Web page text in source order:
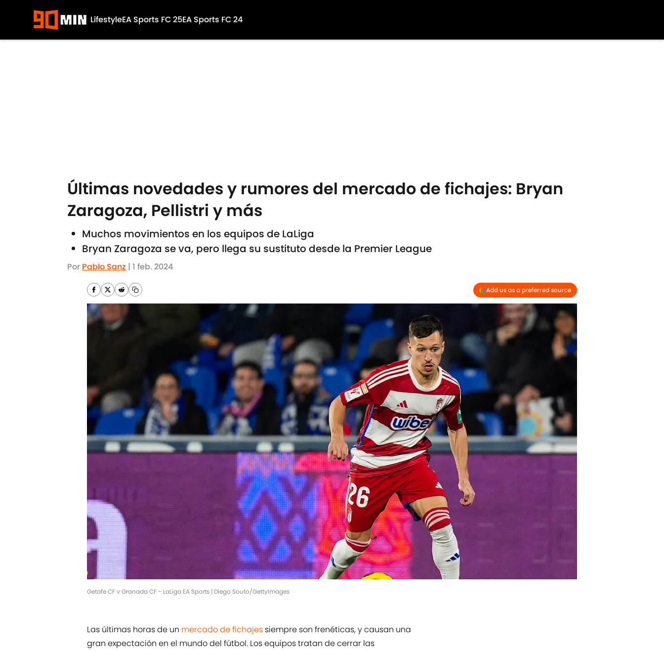
LifestyleEA Sports FC 25EA Sports FC 24
Últimas novedades y rumores del mercado de fichajes: Bryan
Zaragoza, Pellistri y más
Muchos movimientos en los equipos de LaLiga
Bryan Zaragoza se va, pero llega su sustituto desde la Premier League
Por Pablo Sanz | 1 feb. 2024
Add us as a preferred source
Getafe CF v Granada CF - LaLiga EA Sports | Diego Souto/GettyImages
Las últimas horas de un mercado de fichajes siempre son frenéticas, y causan una
gran expectación en el mundo del fútbol. Los equipos tratan de cerrar las